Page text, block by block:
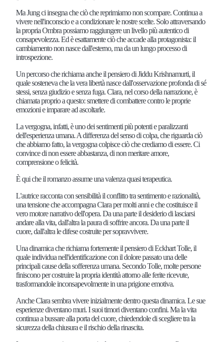
Ma Jung ci insegna che ciò che reprimiamo non scompare. Continua a
vivere nell'inconscio e a condizionare le nostre scelte. Solo attraversando
la propria Ombra possiamo raggiungere un livello più autentico di
consapevolezza. Ed è esattamente ciò che accade alla protagonista: il
cambiamento non nasce dall'esterno, ma da un lungo processo di
introspezione.
Un percorso che richiama anche il pensiero di Jiddu Krishnamurti, il
quale sosteneva che la vera libertà nasce dall'osservazione profonda di sé
stessi, senza giudizio e senza fuga. Clara, nel corso della narrazione, è
chiamata proprio a questo: smettere di combattere contro le proprie
emozioni e imparare ad ascoltarle.
La vergogna, infatti, è uno dei sentimenti più potenti e paralizzanti
dell'esperienza umana. A differenza del senso di colpa, che riguarda ciò
che abbiamo fatto, la vergogna colpisce ciò che crediamo di essere. Ci
convince di non essere abbastanza, di non meritare amore,
comprensione o felicità.
È qui che il romanzo assume una valenza quasi terapeutica.
L'autrice racconta con sensibilità il conflitto tra sentimento e razionalità,
una tensione che accompagna Clara per molti anni e che costituisce il
vero motore narrativo dell'opera. Da una parte il desiderio di lasciarsi
andare alla vita, dall'altra la paura di soffrire ancora. Da una parte il
cuore, dall'altra le difese costruite per sopravvivere.
Una dinamica che richiama fortemente il pensiero di Eckhart Tolle, il
quale individua nell'identificazione con il dolore passato una delle
principali cause della sofferenza umana. Secondo Tolle, molte persone
finiscono per costruire la propria identità attorno alle ferite ricevute,
trasformandole inconsapevolmente in una prigione emotiva.
Anche Clara sembra vivere inizialmente dentro questa dinamica. Le sue
esperienze diventano muri. I suoi timori diventano confini. Ma la vita
continua a bussare alla porta del cuore, chiedendole di scegliere tra la
sicurezza della chiusura e il rischio della rinascita.